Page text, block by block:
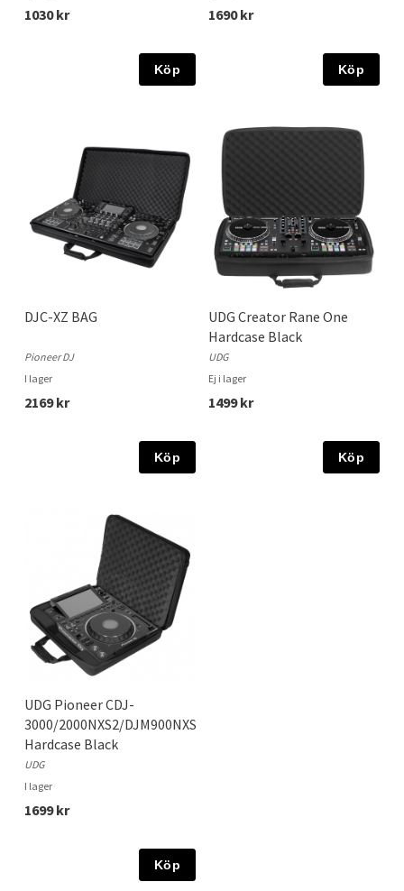
1030 kr
Köp
1690 kr
Köp
DJC-XZ BAG
Pioneer DJ
I lager
2169 kr
Köp
UDG Creator Rane One
Hardcase Black
UDG
Ej i lager
1499 kr
Köp
UDG Pioneer CDJ-
3000/2000NXS2/DJM900NXS2
Hardcase Black
UDG
I lager
1699 kr
Köp